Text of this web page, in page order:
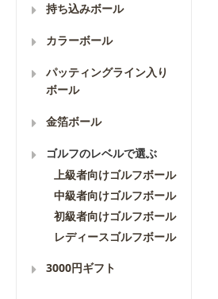
持ち込みボール
カラーボール
パッティングライン入り
ボール
金箔ボール
ゴルフのレベルで選ぶ
上級者向けゴルフボール
中級者向けゴルフボール
初級者向けゴルフボール
レディースゴルフボール
3000円ギフト